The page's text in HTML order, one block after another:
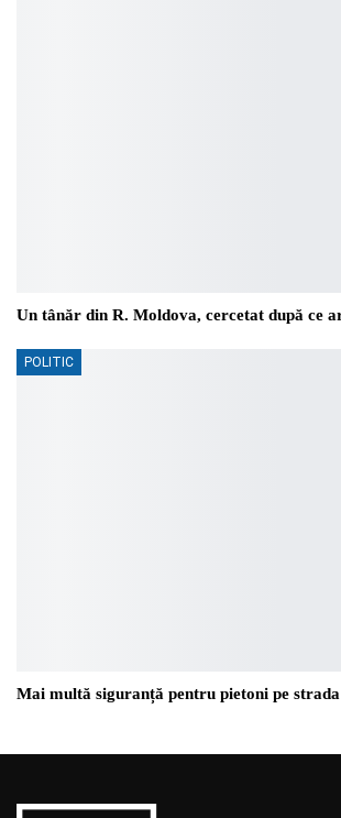
Un tânăr din R. Moldova, cercetat după ce
POLITIC
Mai multă siguranță pentru pietoni pe